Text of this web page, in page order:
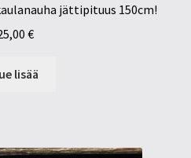
jättipituus 150cm!
€
lisää